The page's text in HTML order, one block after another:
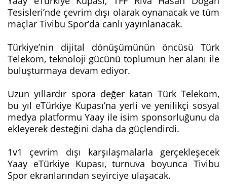
Tesisleri’nde çevrim dışı olarak oynanacak ve tüm
maçlar Tivibu Spor’da canlı yayınlanacak.
Türkiye’nin dijital dönüşümünün öncüsü Türk
Telekom, teknoloji gücünü toplumun her alanı ile
buluşturmaya devam ediyor.
Uzun yıllardır spora değer katan Türk Telekom,
bu yıl eTürkiye Kupası’na yerli ve yenilikçi sosyal
medya platformu Yaay ile isim sponsorluğunu da
ekleyerek desteğini daha da güçlendirdi.
1v1 çevrim dışı karşılaşmalarla gerçekleşecek
Yaay eTürkiye Kupası, turnuva boyunca Tivibu
Spor ekranlarından seyirciye ulaşacak.